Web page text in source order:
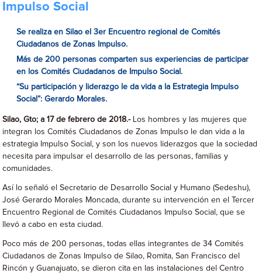
Impulso Social
Se realiza en Silao el 3er Encuentro regional de Comités
Ciudadanos de Zonas Impulso.
Más de 200 personas comparten sus experiencias de participar
en los Comités Ciudadanos de Impulso Social.
“Su participación y liderazgo le da vida a la Estrategia Impulso
Social”: Gerardo Morales.
Silao, Gto; a 17 de febrero de 2018.- Los hombres y las mujeres que
integran los Comités Ciudadanos de Zonas Impulso le dan vida a la
estrategia Impulso Social, y son los nuevos liderazgos que la sociedad
necesita para impulsar el desarrollo de las personas, familias y
comunidades.
Así lo señaló el Secretario de Desarrollo Social y Humano (Sedeshu),
José Gerardo Morales Moncada, durante su intervención en el Tercer
Encuentro Regional de Comités Ciudadanos Impulso Social, que se
llevó a cabo en esta ciudad.
Poco más de 200 personas, todas ellas integrantes de 34 Comités
Ciudadanos de Zonas Impulso de Silao, Romita, San Francisco del
Rincón y Guanajuato, se dieron cita en las instalaciones del Centro